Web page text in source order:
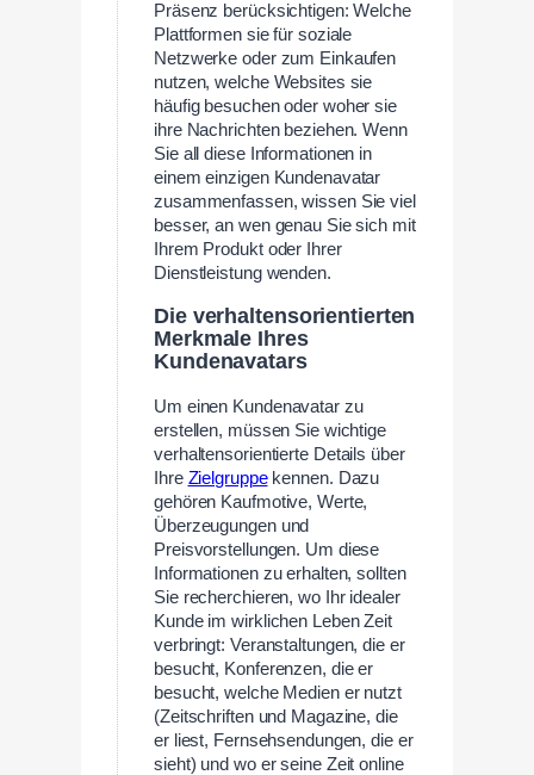
Präsenz berücksichtigen: Welche
Plattformen sie für soziale
Netzwerke oder zum Einkaufen
nutzen, welche Websites sie
häufig besuchen oder woher sie
ihre Nachrichten beziehen. Wenn
Sie all diese Informationen in
einem einzigen Kundenavatar
zusammenfassen, wissen Sie viel
besser, an wen genau Sie sich mit
Ihrem Produkt oder Ihrer
Dienstleistung wenden.
Die verhaltensorientierten
Merkmale Ihres
Kundenavatars
Um einen Kundenavatar zu
erstellen, müssen Sie wichtige
verhaltensorientierte Details über
Ihre Zielgruppekennen. Dazu
gehören Kaufmotive, Werte,
Überzeugungen und
Preisvorstellungen. Um diese
Informationen zu erhalten, sollten
Sie recherchieren, wo Ihr idealer
Kunde im wirklichen Leben Zeit
verbringt: Veranstaltungen, die er
besucht, Konferenzen, die er
besucht, welche Medien er nutzt
(Zeitschriften und Magazine, die
er liest, Fernsehsendungen, die er
sieht) und wo er seine Zeit online